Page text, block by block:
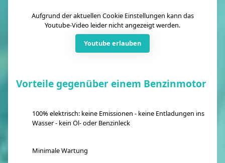
Aufgrund der aktuellen Cookie Einstellungen kann das
Youtube-Video leider nicht angezeigt werden.
Youtube erlauben
Vorteile gegenüber einem Benzinmotor
100% elektrisch: keine Emissionen - keine Entladungen ins
Wasser - kein Öl- oder Benzinleck
Minimale Wartung